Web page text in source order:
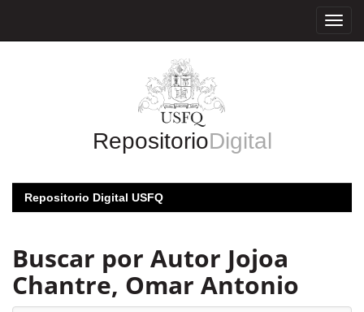
RepositorioDigital
Repositorio Digital USFQ
Buscar por Autor Jojoa
Chantre, Omar Antonio